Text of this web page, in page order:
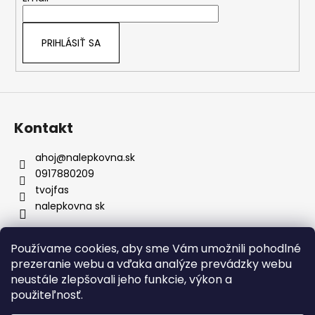
Používame cookies, aby sme Vám umožnili pohodlné
prezeranie webu a vďaka analýze prevádzky webu
neustále zlepšovali jeho funkcie, výkon a
použiteľnosť.
pravidelnej údržbe či návšteve
umyvárky.
Bezpečné doručenie:
neprekladáme – väčšie rozmery vždy
rolujeme, čím predchádzame
akémukoľvek poškodeniu materiálu.
Prenoska je samozrejmosť:Každú
umiestnenie a profesionálny výsledok.
PRIHLÁSIŤ SA
Kontakt
ahoj@nalepkovna.sk
0917880209
tvojfas
nalepkovna sk
Obchodné podmienky
Podmienky ochrany osobných údajov
Kontakt
Doprava a platba Podmienky vrátenia Bez nálepiek
Napíšte nám